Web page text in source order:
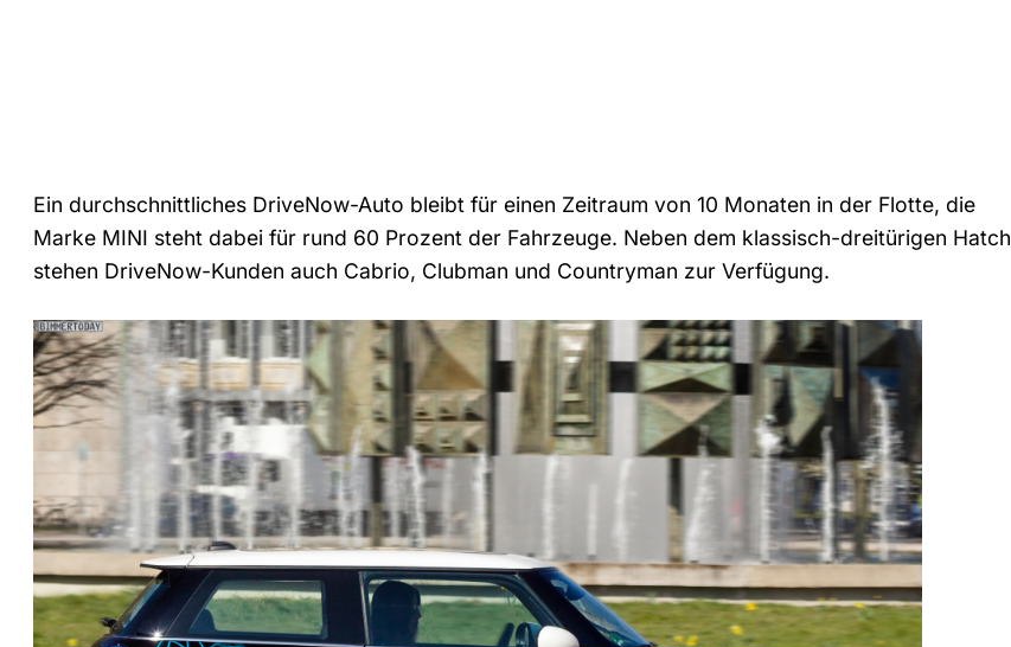
Ein durchschnittliches DriveNow-Auto bleibt für einen Zeitraum von 10 Monaten in der Flotte, die
Marke MINI steht dabei für rund 60 Prozent der Fahrzeuge. Neben dem klassisch-dreitürigen Hatch
stehen DriveNow-Kunden auch Cabrio, Clubman und Countryman zur Verfügung.